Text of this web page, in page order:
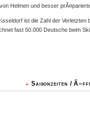
Helmen und besser
ist die Zahl der Verletzten
fast 50.000 Deutsche beim
» Saisonzeiten /